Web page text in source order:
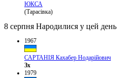
ЮКСА
(Тарасівка)
8 серпня Народилися у цей день
1967
САРТАНІЯ Кахабер Нодарійович
Зх
1979